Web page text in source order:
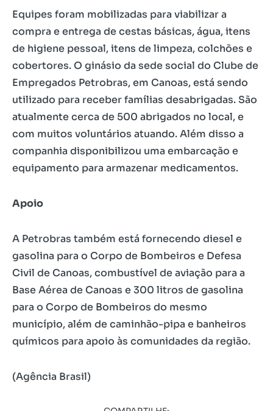
Equipes foram mobilizadas para viabilizar a
compra e entrega de cestas básicas, água, itens
de higiene pessoal, itens de limpeza, colchões e
cobertores. O ginásio da sede social do Clube de
Empregados Petrobras, em Canoas, está sendo
utilizado para receber famílias desabrigadas. São
atualmente cerca de 500 abrigados no local, e
com muitos voluntários atuando. Além disso a
companhia disponibilizou uma embarcação e
equipamento para armazenar medicamentos.
Apoio
A Petrobras também está fornecendo diesel e
gasolina para o Corpo de Bombeiros e Defesa
Civil de Canoas, combustível de aviação para a
Base Aérea de Canoas e 300 litros de gasolina
para o Corpo de Bombeiros do mesmo
município, além de caminhão-pipa e banheiros
químicos para apoio às comunidades da região.
(Agência Brasil)